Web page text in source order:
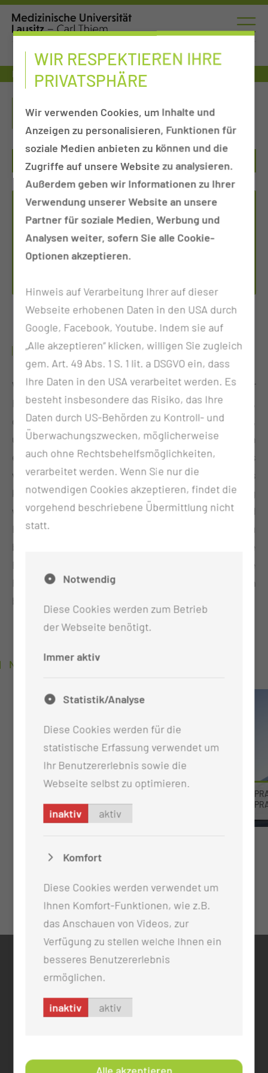
Fort- & Weiterbildung Fort- und Weiterbildungszentrum
WEITERBILDUNGSZENTRUM
FORT- UND
WEITERBILDUNGSZENTRUM
Tel.:+49 355 46 79114
HERZLICH WILLKOMMEN!
Wir bieten vielfältige Bildungsangebote für
Fachkräfte im Gesundheitswesen. Unser Ziel ist es,
dir die Werkzeuge und Ressourcen bereitzustellen,
um deine berufliche Entwicklung voranzutreiben. In
einer sich ständig weiterentwickelnden Welt, ist es
von entscheidender Bedeutung, dass wir uns
kontinuierlich weiterbilden, um den stetig
wachsenden Anforderungen und
Herausforderungen gerecht zu werden. Bist du
bereit, dein Wissen zu erweitern und deine
Erfahrungen zu vertiefen? Starte noch heute deine
Reise zu lebenslangem Lernen und deinem
beruflichen Erfolg.
NEUIGKEITEN
IN BRANITZ
KONTAKT
info@mul-ct.de
mul-ct.de
WIR RESPEKTIEREN IHRE
PRIVATSPHÄRE
Wir verwenden Cookies, um Inhalte und
Anzeigen zu personalisieren, Funktionen für
soziale Medien anbieten zu können und die
Zugriffe auf unsere Website zu analysieren.
Außerdem geben wir Informationen zu Ihrer
Verwendung unserer Website an unsere
Partner für soziale Medien, Werbung und
Analysen weiter, sofern Sie alle Cookie-
Optionen akzeptieren.
Hinweis auf Verarbeitung Ihrer auf dieser
Webseite erhobenen Daten in den USA durch
Google, Facebook, Youtube. Indem sie auf
„Alle akzeptieren“ klicken, willigen Sie zugleich
gem. Art. 49 Abs. 1 S. 1 lit. a DSGVO ein, dass
Ihre Daten in den USA verarbeitet werden. Es
besteht insbesondere das Risiko, das Ihre
Daten durch US-Behörden zu Kontroll- und
Überwachungszwecken, möglicherweise
auch ohne Rechtsbehelfsmöglichkeiten,
verarbeitet werden. Wenn Sie nur die
notwendigen Cookies akzeptieren, findet die
vorgehend beschriebene Übermittlung nicht
statt.
Notwendig
Diese Cookies werden zum Betrieb
der Webseite benötigt.
Immer aktiv
Statistik/Analyse
Diese Cookies werden für die
statistische Erfassung verwendet um
Ihr Benutzererlebnis sowie die
Webseite selbst zu optimieren.
inaktiv aktiv
Komfort
Diese Cookies werden verwendet um
Ihnen Komfort-Funktionen, wie z.B.
das Anschauen von Videos, zur
Verfügung zu stellen welche Ihnen ein
besseres Benutzererlebnis
ermöglichen.
inaktiv aktiv
Alle akzeptieren